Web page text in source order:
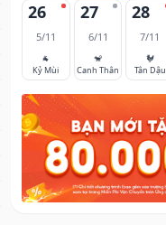
26
5/11
🐐
Kỷ Mùi
27
6/11
🐒
Canh Thân
28
7/11
🐓
Tân Dậu